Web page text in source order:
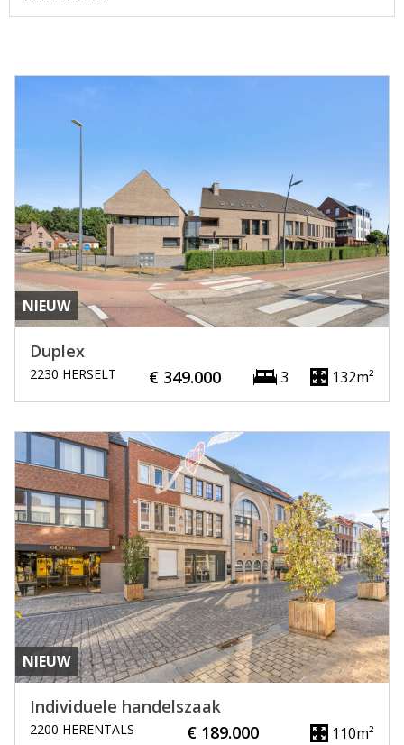
NIEUW
Duplex
2230 HERSELT € 349.000 3 132m²
NIEUW
Individuele handelszaak
2200 HERENTALS € 189.000 110m²